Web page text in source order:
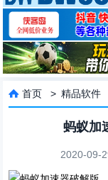
 首页 >精品软件
蚂蚁加
2020-